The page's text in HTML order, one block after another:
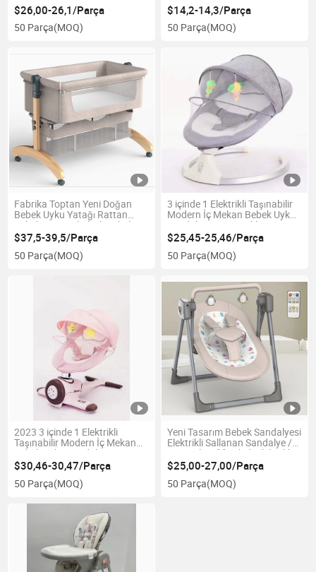
Bebek Yemek Sandalyesi
$26,00-26,1/Parça
50 Parça(MOQ)
$14,2-14,3/Parça
50 Parça(MOQ)
Fabrika Toptan Yeni Doğan
Bebek Uyku Yatağı Rattan
Bebek Beşiği Ekolojik Bebek
Uyku Beşiği
$37,5-39,5/Parça
50 Parça(MOQ)
3 içinde 1 Elektrikli Taşınabilir
Modern İç Mekan Bebek Uyku
Sandalyesi Oyuncakları
Otomatik Bebek Yumurta
Salıncağı Sallanan Sandalye
Müzikli Beşik Sandalyesi
$25,45-25,46/Parça
50 Parça(MOQ)
2023 3 içinde 1 Elektrikli
Taşınabilir Modern İç Mekan
Bebek Uyku Sandalyesi
Oyuncakları Otomatik Bebek
Yumurta Salıncağı Sallanan
Beşik Sandalyesi Müzikli
$30,46-30,47/Parça
50 Parça(MOQ)
Yeni Tasarım Bebek Sandalyesi
Elektrikli Sallanan Sandalye /
Yeni Stil Hafif Bebek Elektrikli
Sallanan Sandalye
$25,00-27,00/Parça
50 Parça(MOQ)